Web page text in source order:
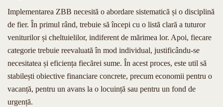
Implementarea ZBB necesită o abordare sistematică și o disciplină
de fier. În primul rând, trebuie să începi cu o listă clară a tuturor
veniturilor și cheltuielilor, indiferent de mărimea lor. Apoi, fiecare
categorie trebuie reevaluată în mod individual, justificându-se
necesitatea și eficiența fiecărei sume. În acest proces, este util să
stabilești obiective financiare concrete, precum economii pentru o
vacanță, pentru un avans la o locuință sau pentru un fond de
urgență.